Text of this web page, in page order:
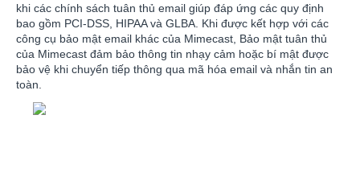
khi các chính sách tuân thủ email giúp đáp ứng các quy định
bao gồm PCI-DSS, HIPAA và GLBA. Khi được kết hợp với các
công cụ bảo mật email khác của Mimecast, Bảo mật tuân thủ
của Mimecast đảm bảo thông tin nhạy cảm hoặc bí mật được
bảo vệ khi chuyển tiếp thông qua mã hóa email và nhắn tin an
toàn.